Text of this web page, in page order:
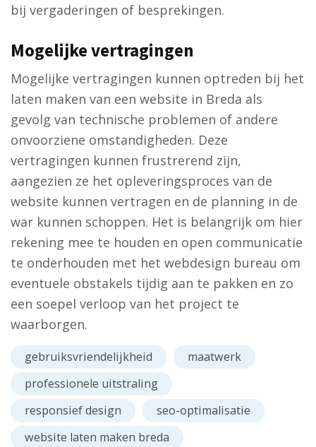
bij vergaderingen of besprekingen.
Mogelijke vertragingen
Mogelijke vertragingen kunnen optreden bij het
laten maken van een website in Breda als
gevolg van technische problemen of andere
onvoorziene omstandigheden. Deze
vertragingen kunnen frustrerend zijn,
aangezien ze het opleveringsproces van de
website kunnen vertragen en de planning in de
war kunnen schoppen. Het is belangrijk om hier
rekening mee te houden en open communicatie
te onderhouden met het webdesign bureau om
eventuele obstakels tijdig aan te pakken en zo
een soepel verloop van het project te
waarborgen.
gebruiksvriendelijkheid
maatwerk
professionele uitstraling
responsief design
seo-optimalisatie
website laten maken breda